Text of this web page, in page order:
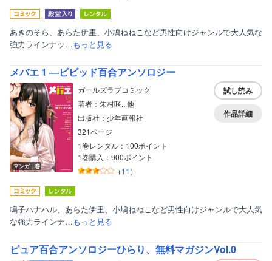
あきのそら、あらた伊里、小鳩ねねこなど男性向けジャンルで大人気な
強力ラインナッ…もっと見る
メバエ 1 ―ビビッド百合アンソロジー
マンガ｜巻
ガールズラブコミック
著者：朱村咲...他
出版社：少年画報社
321ページ
1巻レンタル：100ポイント
1巻購入：900ポイント
（11 ）
試し読み
作品詳細
鳴子ハナハル、あらた伊里、小鳩ねねこなど男性向けジャンルで大人気
な強力ラインナ…もっと見る
ピュア百合アンソロジーひらり、無料マガジンVol.0